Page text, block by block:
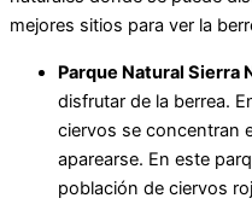
mejores sitios para ver la
Parque Natural Sierra
disfrutar de la berrea.
ciervos se concentran
aparearse. En este
población de ciervos